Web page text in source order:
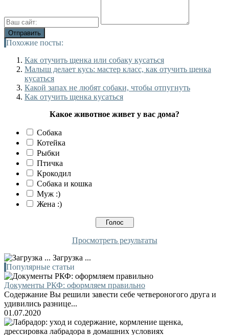
Похожие посты:
Как отучить щенка или собаку кусаться
Малыш делает кусь: мастер класс, как отучить щенка
кусаться
Какой запах не любят собаки, чтобы отпугнуть
Как отучить щенка кусаться
Какое животное живет у вас дома?
Собака
Котейка
Рыбки
Птичка
Крокодил
Собака и кошка
Муж :)
Жена :)
Просмотреть результаты
Загрузка ...
Популярные статьи
Документы РКФ: оформляем правильно
Содержание Вы решили завести себе четвероногого друга и
удивились разнице...
01.07.2020